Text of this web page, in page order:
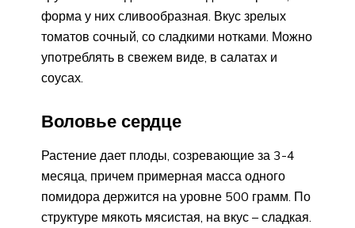
форма у них сливообразная. Вкус зрелых
томатов сочный, со сладкими нотками. Можно
употреблять в свежем виде, в салатах и
соусах.
Воловье сердце
Растение дает плоды, созревающие за 3-4
месяца, причем примерная масса одного
помидора держится на уровне 500 грамм. По
структуре мякоть мясистая, на вкус – сладкая.